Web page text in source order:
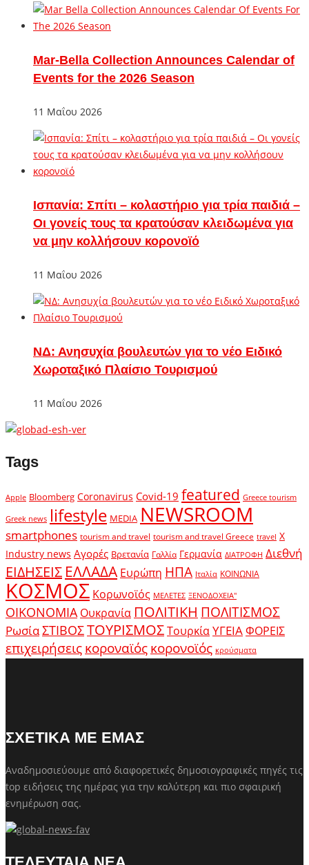
Mar-Bella Collection Announces Calendar of
Events for the 2026 Season
11 Μαΐου 2026
Ισπανία: Σπίτι – κολαστήριο για τρία παιδιά –
Οι γονείς τους τα κρατούσαν κλειδωμένα για
να μην κολλήσουν κορονοϊό
11 Μαΐου 2026
ΝΔ: Ανησυχία βουλευτών για το νέο Ειδικό
Χωροταξικό Πλαίσιο Τουρισμού
11 Μαΐου 2026
Tags
Apple Bloomberg Coronavirus Covid-19 featured Greece tourism
Greek news lifestyle MEDIA NEWSROOM
smartphones tourism and travel tourism and travel Greece travel X
Industry news Αγορές Βρετανία Γαλλία Γερμανία ΔΙΑΤΡΟΦΗ Διεθνή
ΕΙΔΗΣΕΙΣ ΕΛΛΑΔΑ Ευρώπη ΗΠΑ Ιταλία ΚΟΙΝΩΝΙΑ
ΚΟΣΜΟΣ Κορωνοϊός ΜΕΛΕΤΕΣ ΞΕΝΟΔΟΧΕΙΑ"
ΟΙΚΟΝΟΜΙΑ Ουκρανία ΠΟΛΙΤΙΚΗ ΠΟΛΙΤΙΣΜΟΣ
ΡωσίαΣΤΙΒΟΣΤΟΥΡΙΣΜΟΣΤουρκίαΥΓΕΙΑΦΟΡΕΙΣ
επιχειρήσειςκοροναϊόςκορονοϊός κρούσματα
ΣΧΕΤΙΚΑ ΜΕ ΕΜΑΣ
Αναδημοσιεύουμε από διαφορετικές δημοσιογραφικές πηγές τις
top ειδήσεις της ημέρας για την καλύτερη και πιο σφαιρική
ενημέρωση σας.